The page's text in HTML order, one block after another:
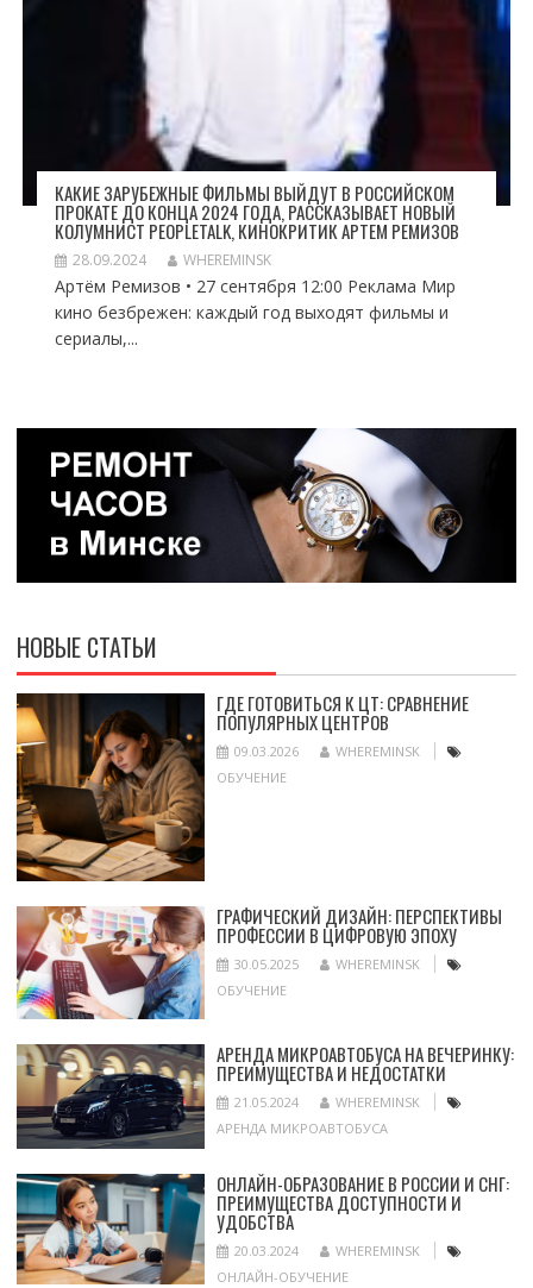
КАКИЕ ЗАРУБЕЖНЫЕ ФИЛЬМЫ ВЫЙДУТ В РОССИЙСКОМ
ПРОКАТЕ ДО КОНЦА 2024 ГОДА, РАССКАЗЫВАЕТ НОВЫЙ
КОЛУМНИСТ PEOPLETALK, КИНОКРИТИК АРТЕМ РЕМИЗОВ
28.09.2024 WHEREMINSK
Артём Ремизов • 27 сентября 12:00 Реклама Мир
кино безбрежен: каждый год выходят фильмы и
сериалы,...
НОВЫЕ СТАТЬИ
ГДЕ ГОТОВИТЬСЯ К ЦТ: СРАВНЕНИЕ
ПОПУЛЯРНЫХ ЦЕНТРОВ
09.03.2026
WHEREMINSK
ОБУЧЕНИЕ
ГРАФИЧЕСКИЙ ДИЗАЙН: ПЕРСПЕКТИВЫ
ПРОФЕССИИ В ЦИФРОВУЮ ЭПОХУ
30.05.2025
WHEREMINSK
ОБУЧЕНИЕ
АРЕНДА МИКРОАВТОБУСА НА ВЕЧЕРИНКУ:
ПРЕИМУЩЕСТВА И НЕДОСТАТКИ
21.05.2024
WHEREMINSK
АРЕНДА МИКРОАВТОБУСА
ОНЛАЙН-ОБРАЗОВАНИЕ В РОССИИ И СНГ:
ПРЕИМУЩЕСТВА ДОСТУПНОСТИ И
УДОБСТВА
20.03.2024
WHEREMINSK
ОНЛАЙН-ОБУЧЕНИЕ